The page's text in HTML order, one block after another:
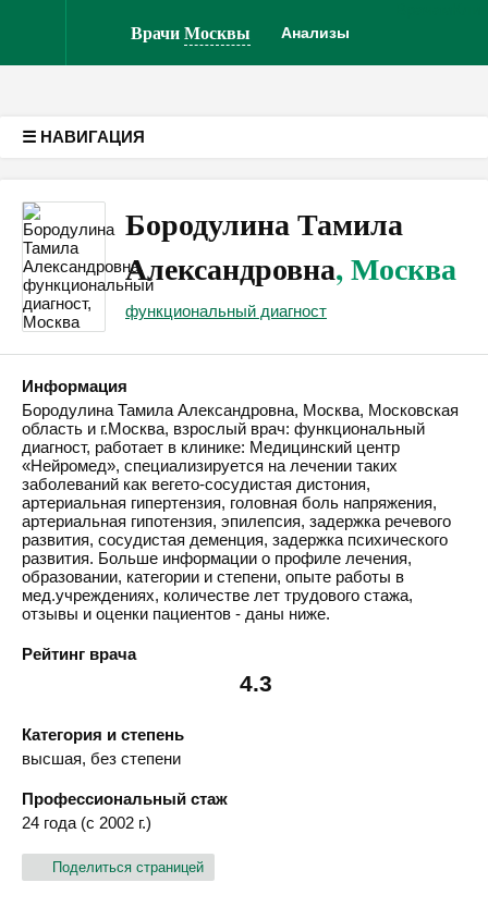
ВрачиМосквы Анализы
☰ НАВИГАЦИЯ
Бородулина Тамила
Александровна, Москва
функциональный диагност
Информация
Бородулина Тамила Александровна, Москва, Московская
область и г.Москва, взрослый врач: функциональный
диагност, работает в клинике: Медицинский центр
«Нейромед», специализируется на лечении таких
заболеваний как вегето-сосудистая дистония,
артериальная гипертензия, головная боль напряжения,
артериальная гипотензия, эпилепсия, задержка речевого
развития, сосудистая деменция, задержка психического
развития. Больше информации о профиле лечения,
образовании, категории и степени, опыте работы в
мед.учреждениях, количестве лет трудового стажа,
отзывы и оценки пациентов - даны ниже.
Рейтинг врача
4.3
Категория и степень
высшая, без степени
Профессиональный стаж
24 года (с 2002 г.)
Поделиться страницей